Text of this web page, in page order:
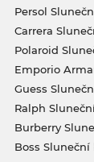
Persol
Carrera
Polaroid
Emporio
Guess
Ralph
Burberry
Boss Sluneční